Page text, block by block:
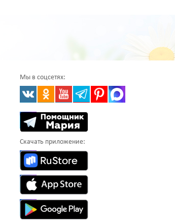
Мы в соцсетях:
Скачать приложение: